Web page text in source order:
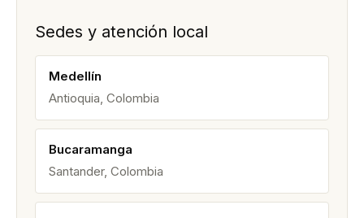
Sedes y atención local
Medellín
Antioquia, Colombia
Bucaramanga
Santander, Colombia